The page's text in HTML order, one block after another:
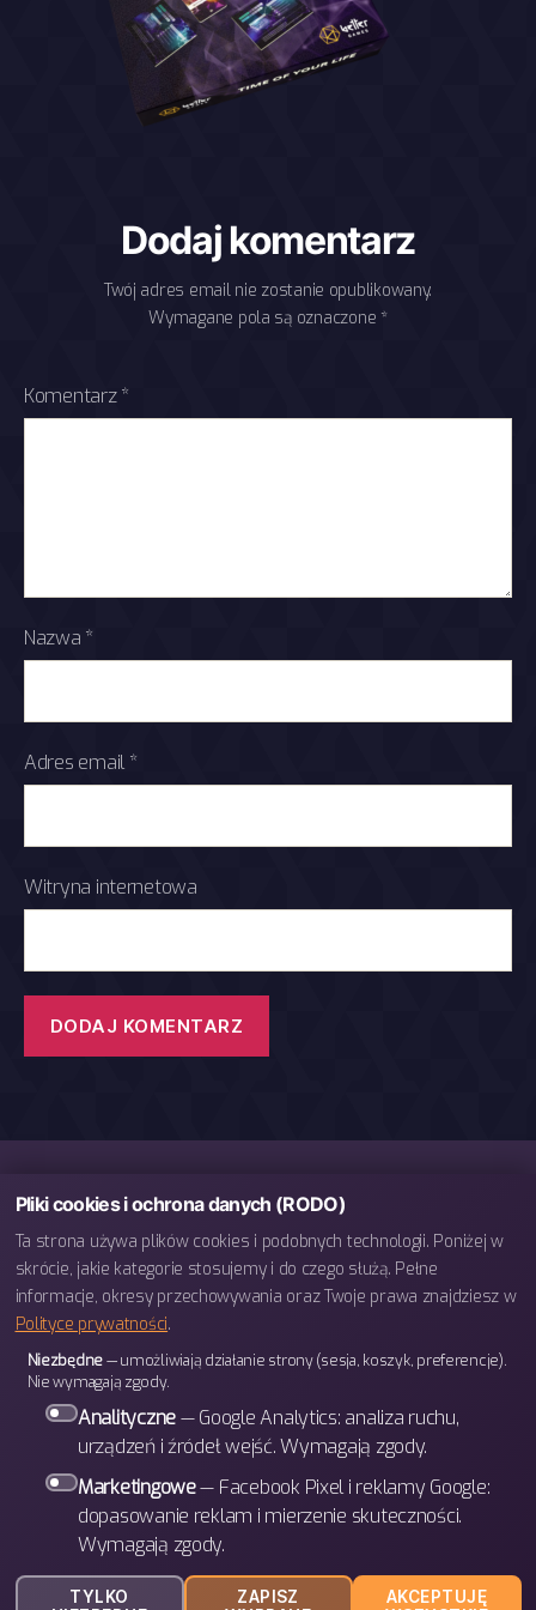
Dodaj komentarz
Twój adres email nie zostanie opublikowany.
Wymagane pola są oznaczone *
Komentarz*
Nazwa *
Adres email *
Witryna internetowa
telefon: 793 443 666
e-mail: biuro@bettergames.pl
Centrum rozwoju BETTER Sp. z o.o.
ul. Wrocławska 31/3b
30-011 Kraków
BETTER Games
Polityka prywatności
Pliki cookies i ochrona danych (RODO)
Ta strona używa plików cookies i podobnych technologii. Poniżej w
skrócie, jakie kategorie stosujemy i do czego służą. Pełne
informacje, okresy przechowywania oraz Twoje prawa znajdziesz w
Polityce prywatności.
Niezbędne— umożliwiają działanie strony (sesja, koszyk, preferencje).
Nie wymagają zgody.
Analityczne— Google Analytics: analiza ruchu,
urządzeń i źródeł wejść. Wymagają zgody.
Marketingowe— Facebook Pixel i reklamy Google:
dopasowanie reklam i mierzenie skuteczności.
Wymagają zgody.
TYLKO
ZAPISZ
AKCEPTUJĘ